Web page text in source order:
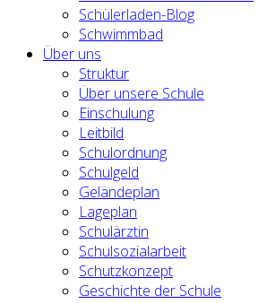
Schülerladen-Blog
Schwimmbad
Über uns
Struktur
Über unsere Schule
Einschulung
Leitbild
Schulordnung
Schulgeld
Geländeplan
Lageplan
Schulärztin
Schulsozialarbeit
Schutzkonzept
Geschichte der Schule